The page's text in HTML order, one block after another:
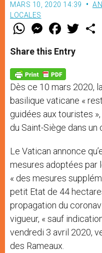
MARS 10, 2020 14:39
LOCALES
W
t
s
p
p
M
e
s
e
g
e
r
F
a
e
b
o
k
w
Share this Entry
Dès ce 10 mars 2020,
basilique vaticane «
guidées aux touristes
du Saint-Siège dans
Le Vatican annonce
mesures adoptées par
« des mesures
petit Etat de 44
propagation du
vigueur, « sauf
vendredi 3 avril 2020,
des Rameaux.